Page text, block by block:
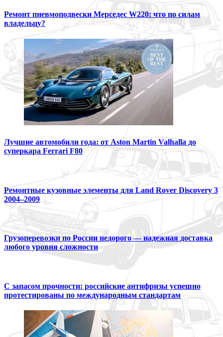
Ремонт пневмоподвески Мерседес W220: что по силам
владельцу?
Лучшие автомобили года: от Aston Martin Valhalla до
суперкара Ferrari F80
Ремонтные кузовные элементы для Land Rover Discovery 3
2004–2009
Грузоперевозки по России недорого — надежная доставка
любого уровня сложности
С запасом прочности: российские антифризы успешно
протестированы по международным стандартам